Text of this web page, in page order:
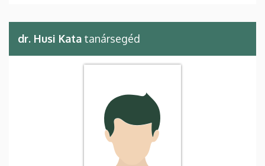
dr. Husi Kata tanársegéd